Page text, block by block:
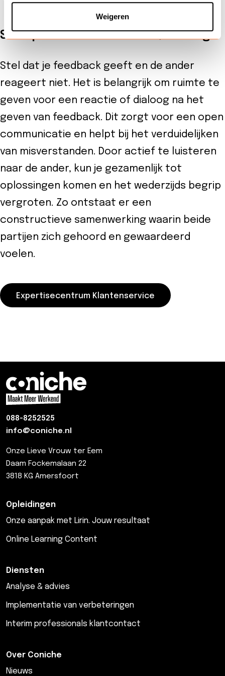
Weigeren
Sta open voor een reactie/dialoog
Stel dat je feedback geeft en de ander
reageert niet. Het is belangrijk om ruimte te
geven voor een reactie of dialoog na het
geven van feedback. Dit zorgt voor een open
communicatie en helpt bij het verduidelijken
van misverstanden. Door actief te luisteren
naar de ander, kun je gezamenlijk tot
oplossingen komen en het wederzijds begrip
vergroten. Zo ontstaat er een
constructieve samenwerking waarin beide
partijen zich gehoord en gewaardeerd
voelen.
Expertisecentrum Klantenservice
088-8252525
info@coniche.nl
Onze Lieve Vrouw ter Eem
Daam Fockemalaan 22
3818 KG Amersfoort
Opleidingen
Onze aanpak met Lirin. Jouw resultaat
Online Learning Content
Diensten
Analyse & advies
Implementatie van verbeteringen
Interim professionals klantcontact
Over Coniche
Nieuws